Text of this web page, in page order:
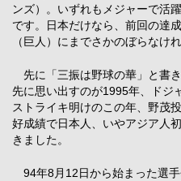
ンズ）。いずれもメジャーで活
です。日本だけなら、前回の達
（巨人）にまでさかのぼらなけ
先に「三振は野球の華」と書
先に思い出すのが1995年、ドジ
ストライキ明けのこの年、野茂
好成績で日本人、いやアジア人
きました。
94年8月12日から始まった選